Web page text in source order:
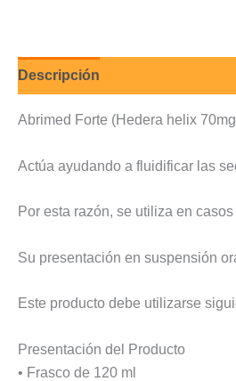
Descripción
Abrimed Forte (Hedera helix
Actúa ayudando a fluidificar las
Por esta razón, se utiliza en
Su presentación en suspensión
Este producto debe utilizarse
Presentación del Producto
• Frasco de 120 ml